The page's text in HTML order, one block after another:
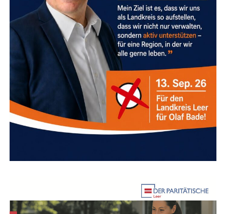
star­ren Sche­ma­ta vor­zu­ge­hen, schau­en wir ganz
individuell:
Was braucht Ihr Sys­tem jetzt gera­de wirk­lich?
Geht es um Ent­las­tung, Sta­bi­li­sie­rung oder einen
sanf­ten Impuls zur Veränderung?
Wo lie­gen die Ursa­chen? Wir suchen nach den
Wur­zeln der Anspan­nung, die Sie am frei­en Atmen
hindern.